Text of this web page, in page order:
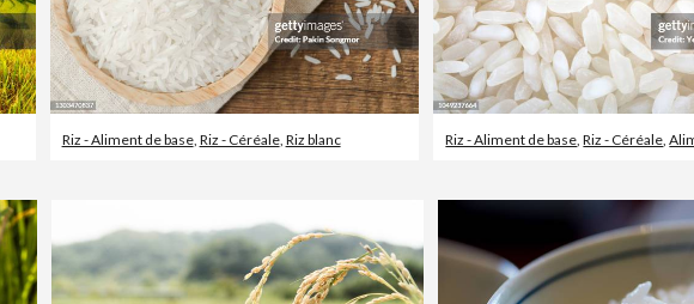
Riz - Aliment de base, Riz - Céréale, Riz blanc Riz - Aliment de base,Riz - Céréale,